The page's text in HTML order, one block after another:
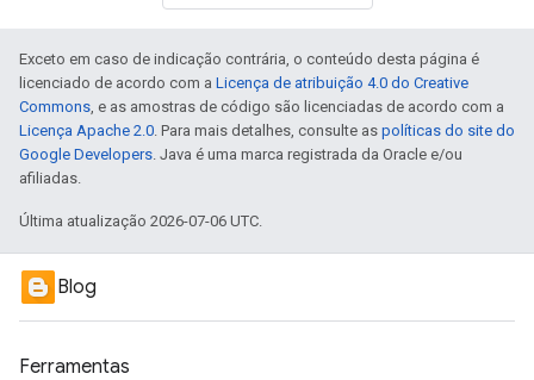
Exceto em caso de indicação contrária, o conteúdo desta página é
licenciado de acordo com a Licença de atribuição 4.0 do Creative
Commons, e as amostras de código são licenciadas de acordo com a
Licença Apache 2.0. Para mais detalhes, consulte as políticas do site do
Google Developers. Java é uma marca registrada da Oracle e/ou
afiliadas.
Última atualização 2026-07-06 UTC.
Blog
Ferramentas